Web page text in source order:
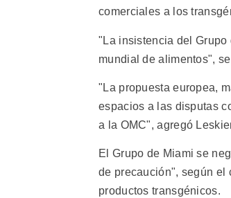
comerciales a los
"La insistencia del
mundial de alimentos",
"La propuesta europea,
espacios a las disputas
a la OMC", agregó
El Grupo de Miami se
de precaución", según el
productos transgénicos.